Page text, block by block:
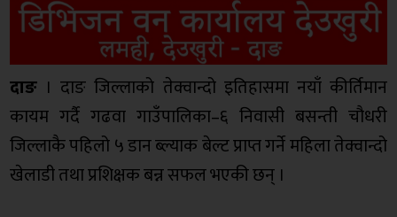
दाङ । ‎दाङ जिल्लाको तेक्वान्दो इतिहासमा नयाँ कीर्तिमान
कायम गर्दै गढवा गाउँपालिका–६ निवासी बसन्ती चौधरी
जिल्लाकै पहिलो ५ डान ब्ल्याक बेल्ट प्राप्त गर्ने महिला तेक्वान्दो
खेलाडी तथा प्रशिक्षक बन्न सफल भएकी छन् ।